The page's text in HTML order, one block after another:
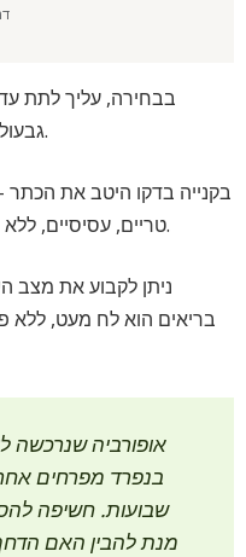
בבחירה, עליך לתת
גבעולים מפותחים, עלים ומערכת שורשים.
בקנייה בדקו היטב את הכתר
טריים, עסיסיים, ללא פגיעה מכאנית ונזק ממחלות, מזיקים.
ניתן לקבוע את מצב
בריאים הוא לח מעט, ללא
אופורביה שנרכשה
בנפרד מפרחים
שבועות. חשיפה
מנת להבין האם